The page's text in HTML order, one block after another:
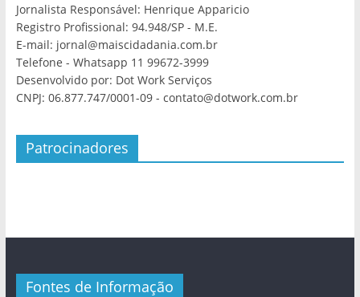
Jornalista Responsável: Henrique Apparicio
Registro Profissional: 94.948/SP - M.E.
E-mail: jornal@maiscidadania.com.br
Telefone - Whatsapp 11 99672-3999
Desenvolvido por: Dot Work Serviços
CNPJ: 06.877.747/0001-09 - contato@dotwork.com.br
Patrocinadores
Fontes de Informação